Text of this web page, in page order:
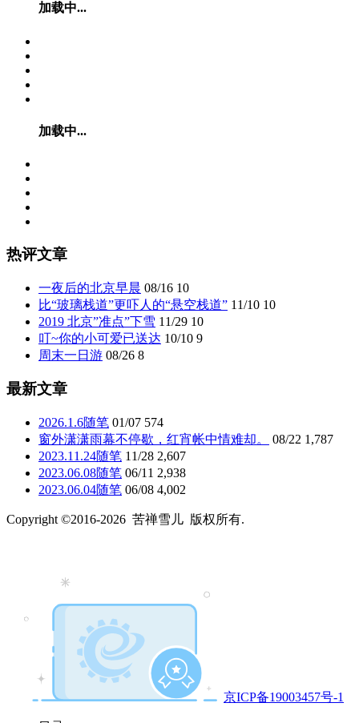
加载中...
加载中...
热评文章
一夜后的北京早晨 08/16 10
比“玻璃栈道”更吓人的“悬空栈道” 11/10 10
2019 北京”准点”下雪 11/29 10
叮~你的小可爱已送达 10/10 9
周末一日游 08/26 8
最新文章
2026.1.6随笔 01/07 574
窗外潇潇雨幕不停歇，红宵帐中情难却。
08/22 1,787
2023.11.24随笔 11/28 2,607
2023.06.08随笔 06/11 2,938
2023.06.04随笔 06/08 4,002
Copyright ©2016-2026 苦禅雪儿 版权所有.
京ICP备19003457号-1